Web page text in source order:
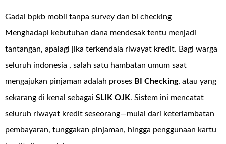
Gadai bpkb mobil tanpa survey dan bi checking
Menghadapi kebutuhan dana mendesak tentu menjadi
tantangan, apalagi jika terkendala riwayat kredit. Bagi warga
seluruh indonesia , salah satu hambatan umum saat
mengajukan pinjaman adalah proses BI Checking, atau yang
sekarang di kenal sebagai SLIK OJK. Sistem ini mencatat
seluruh riwayat kredit seseorang—mulai dari keterlambatan
pembayaran, tunggakan pinjaman, hingga penggunaan kartu